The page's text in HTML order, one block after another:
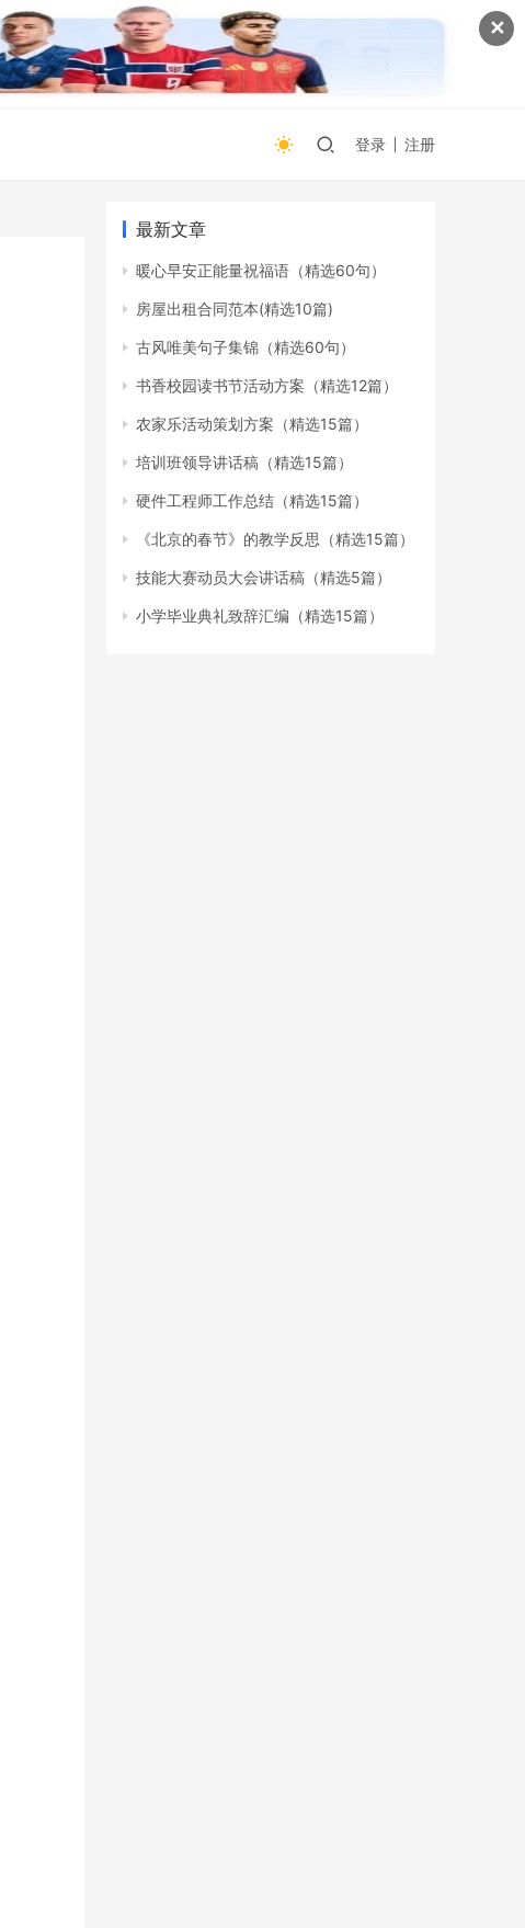
✕
登录 注册
最新文章
暖心早安正能量祝福语（精选60句）
房屋出租合同范本(精选10篇)
古风唯美句子集锦（精选60句）
书香校园读书节活动方案（精选12篇）
农家乐活动策划方案（精选15篇）
培训班领导讲话稿（精选15篇）
硬件工程师工作总结（精选15篇）
《北京的春节》的教学反思（精选15篇）
技能大赛动员大会讲话稿（精选5篇）
小学毕业典礼致辞汇编（精选15篇）